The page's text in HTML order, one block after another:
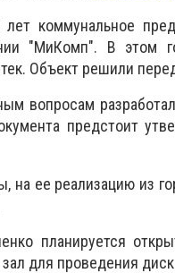
коммунальное
"МиКомп". В этом
Объект решили
вопросам
предстоит
на ее реализацию из
планируется
для проведения